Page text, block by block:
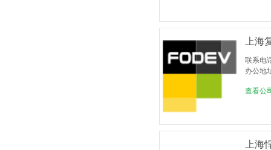
上海
联系电
办公地
查看公
上海